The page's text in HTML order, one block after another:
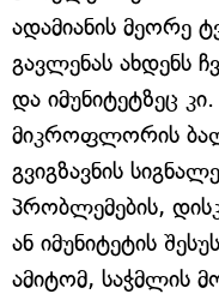
ადამიანის მეორე
გავლენას ახდენს
და იმუნიტეტზეც
მიკროფლორის
გვიგზავნის
პრობლემების,
ან იმუნიტეტის
ამიტომ, საჭმლის